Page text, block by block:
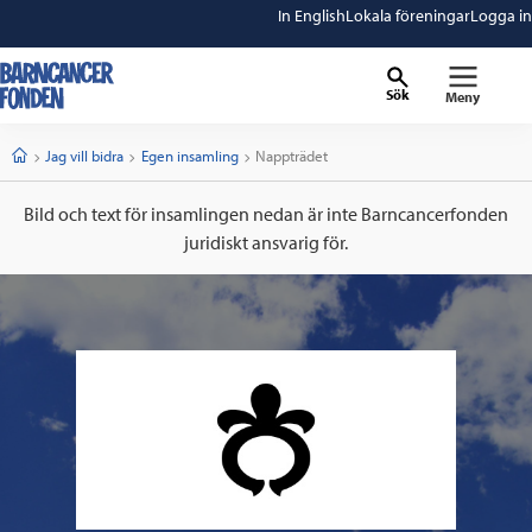
In EnglishLokala föreningarLogga in
Sök Meny
StartJag vill bidra Egen insamling Current:
Nappträdet
Bild och text för insamlingen nedan är inte Barncancerfonden
juridiskt ansvarig för.